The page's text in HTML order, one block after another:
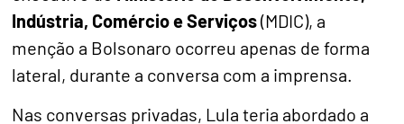
Indústria, Comércio e Serviços(MDIC), a
menção a Bolsonaro ocorreu apenas de forma
lateral, durante a conversa com a imprensa.
Nas conversas privadas, Lula teria abordado a